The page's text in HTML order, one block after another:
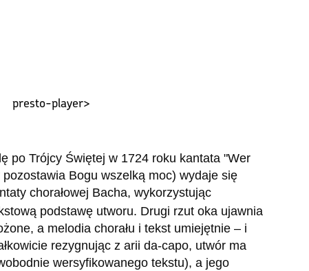
presto-player>
po Trójcy Świętej w 1724 roku kantata "Wer
Bogu wszelką moc) wydaje się
chorałowej Bacha, wykorzystując
podstawę utworu. Drugi rzut oka ujawnia
a melodia chorału i tekst umiejętnie – i
rezygnując z arii da-capo, utwór ma
wersyfikowanego tekstu), a jego